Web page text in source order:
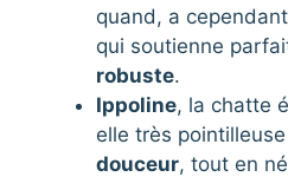
quand, a
qui soutienne
robuste.
Ippoline, la chatte
elle très
douceur, tout en